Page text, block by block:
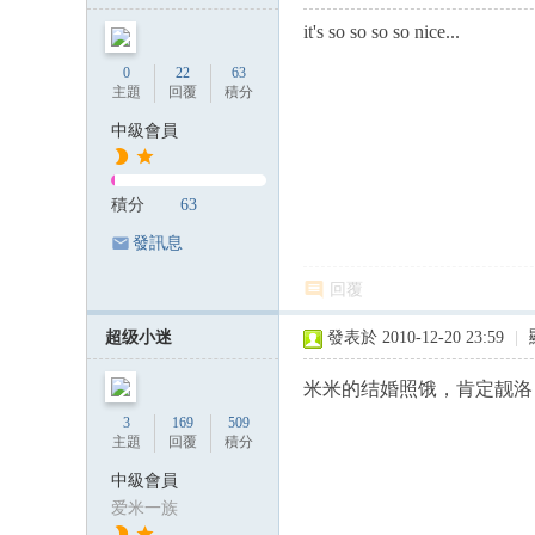
0
主題
22
回覆
63
積分
中級會員
積分 63
發訊息
it's so so so so nice...
回覆
超级小迷
3
主題
169
回覆
509
積分
中級會員
爱米一族
發表於 2010-12-20 23:59
米米的结婚照饿，肯定靓洛